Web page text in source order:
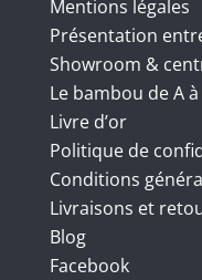
Mentions légales
Présentation
Showroom &
Le bambou de A à
Livre d’or
Politique de
Conditions
Livraisons et
Blog
Facebook